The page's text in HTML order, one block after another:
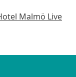
Malmö Live